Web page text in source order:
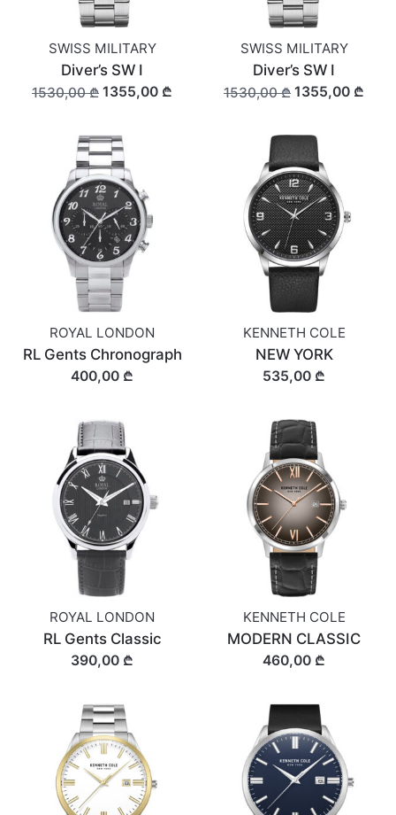
SWISS MILITARY
Diver’s SW I
1530,00 ₾ 1355,00 ₾
SWISS MILITARY
Diver’s SW I
1530,00 ₾ 1355,00 ₾
ROYAL LONDON
RL Gents Chronograph
400,00 ₾
KENNETH COLE
NEW YORK
535,00 ₾
ROYAL LONDON
RL Gents Classic
390,00 ₾
KENNETH COLE
MODERN CLASSIC
460,00 ₾